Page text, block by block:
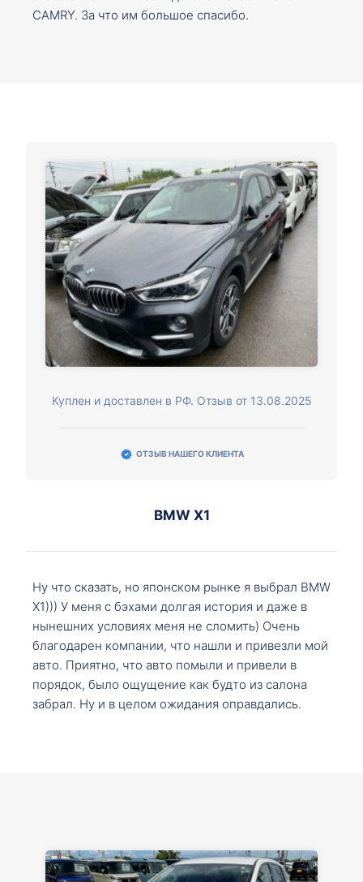
CAMRY. За что им большое спасибо.
Куплен и доставлен в РФ. Отзыв от 13.08.2025
ОТЗЫВ НАШЕГО КЛИЕНТА
BMW X1
Ну что сказать, но японском рынке я выбрал BMW
X1))) У меня с бэхами долгая история и даже в
нынешних условиях меня не сломить) Очень
благодарен компании, что нашли и привезли мой
авто. Приятно, что авто помыли и привели в
порядок, было ощущение как будто из салона
забрал. Ну и в целом ожидания оправдались.